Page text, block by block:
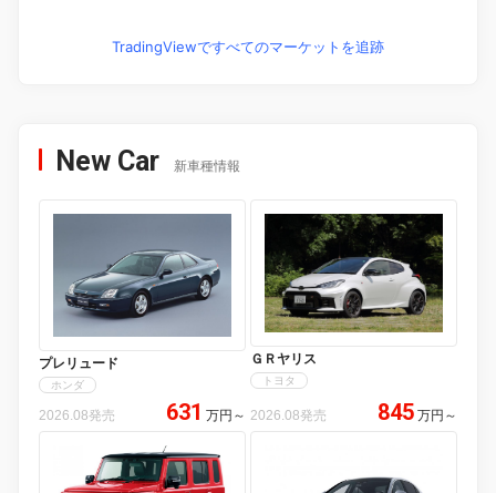
TradingViewですべてのマーケットを追跡
New Car 新車種情報
プレリュード
ホンダ
2026.08発売 631 万円 ～
ＧＲヤリス
トヨタ
2026.08発売 845 万円 ～